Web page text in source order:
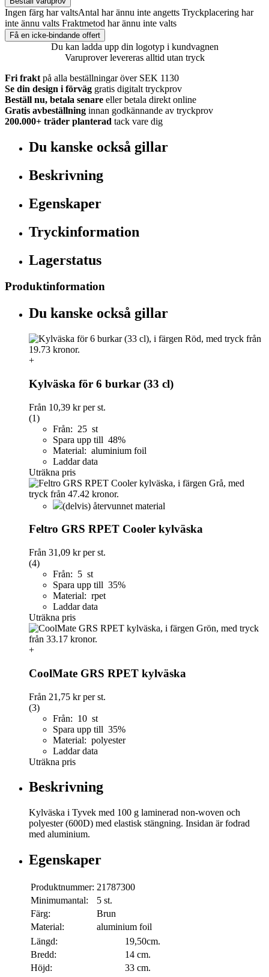
Ingen färg har valtsAntal har ännu inte angetts Tryckplacering har
inte ännu valts Fraktmetod har ännu inte valts
Få en icke-bindande offert
Du kan ladda upp din logotyp i kundvagnen
Varuprover levereras alltid utan tryck
Fri frakt på alla beställningar över SEK 1130
Se din design i förväg gratis digitalt tryckprov
Beställ nu, betala senare eller betala direkt online
Gratis avbeställning innan godkännande av tryckprov
200.000+ träder planterad tack vare dig
Du kanske också gillar
Beskrivning
Egenskaper
Tryckinformation
Lagerstatus
Produktinformation
Du kanske också gillar
+
Kylväska för 6 burkar (33 cl)
Från 10,39 krper st.
(1)
Från: 25 st
Spara upp till 48%
Material: aluminium foil
Laddar data
Uträkna pris
(delvis) återvunnet material
Feltro GRS RPET Cooler kylväska
Från 31,09 krper st.
(4)
Från: 5 st
Spara upp till 35%
Material: rpet
Laddar data
Uträkna pris
+
CoolMate GRS RPET kylväska
Från 21,75 krper st.
(3)
Från: 10 st
Spara upp till 35%
Material: polyester
Laddar data
Uträkna pris
Beskrivning
Kylväska i Tyvek med 100 g laminerad non-woven och
polyester (600D) med elastisk stängning. Insidan är fodrad
med aluminium.
Egenskaper
Produktnummer: 21787300
Minimumantal:
5 st.
Färg:
Brun
Material:
aluminium foil
Längd:
19,50cm.
Bredd:
14 cm.
Höjd:
33 cm.